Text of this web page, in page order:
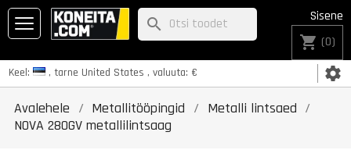
Keel: , tarne United States , valuuta: € settings
Sisene
shopping_cart (0)
search
Avalehele Metallitööpingid
Metalli lintsaed
NOVA 280GV metallilintsaag